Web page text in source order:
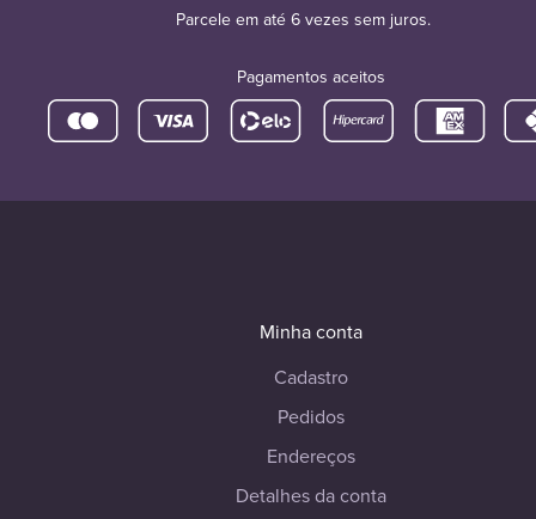
Parcele em até 6 vezes sem juros.
Pagamentos aceitos
Minha conta
Cadastro
Pedidos
Endereços
Detalhes da conta